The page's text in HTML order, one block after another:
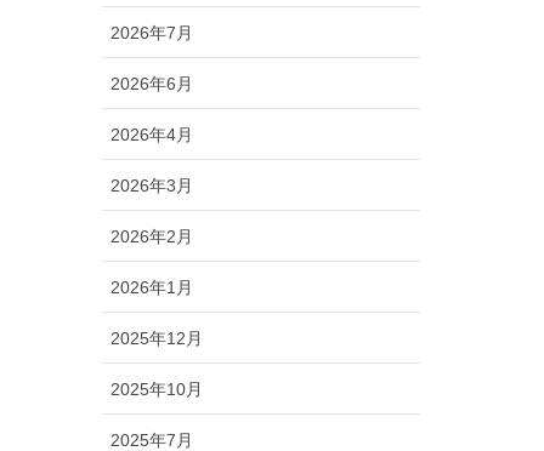
2026年7月
2026年6月
2026年4月
2026年3月
2026年2月
2026年1月
2025年12月
2025年10月
2025年7月